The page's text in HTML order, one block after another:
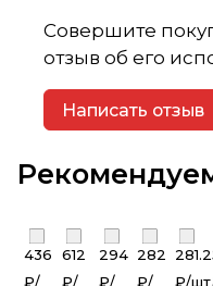
Совершите
отзыв об его
Написать отзыв
436
₽/
612
₽/
294
₽/
282
₽/
₽/шт